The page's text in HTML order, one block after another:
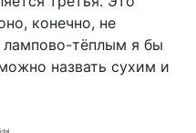
конечно, не
лампово-тёплым я бы
назвать сухим и